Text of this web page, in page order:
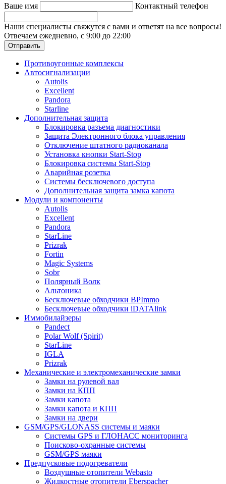
Ваше имя Контактный телефон
Наши специалисты свяжутся с вами и ответят на все вопросы!
Отвечаем ежедневно, с 9:00 до 22:00
Отправить
Противоугонные комплексы
Автосигнализации
Autolis
Excellent
Pandora
Starline
Дополнительная защита
Блокировка разъема диагностики
Защита Электронного блока управления
Отключение штатного радиоканала
Установка кнопки Start-Stop
Блокировка системы Start-Stop
Аварийная розетка
Системы бесключевого доступа
Дополнительная защита замка капота
Модули и компоненты
Autolis
Excellent
Pandora
StarLine
Prizrak
Fortin
Magic Systems
Sobr
Полярный Волк
Альтоника
Бесключевые обходчики BPImmo
Бесключевые обходчики iDATAlink
Иммобилайзеры
Pandect
Polar Wolf (Spirit)
StarLine
IGLA
Prizrak
Механические и электромеханические замки
Замки на рулевой вал
Замки на КПП
Замки капота
Замки капота и КПП
Замки на двери
GSM/GPS/GLONASS системы и маяки
Системы GPS и ГЛОНАСС мониторинга
Поисково-охранные системы
GSM/GPS маяки
Предпусковые подогреватели
Воздушные отопители Webasto
Жидкостные отопители Eberspacher